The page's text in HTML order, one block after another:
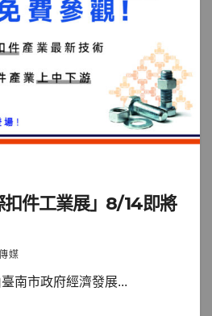
扣件工業展」8/14即將
媒
南市政府經濟發展...